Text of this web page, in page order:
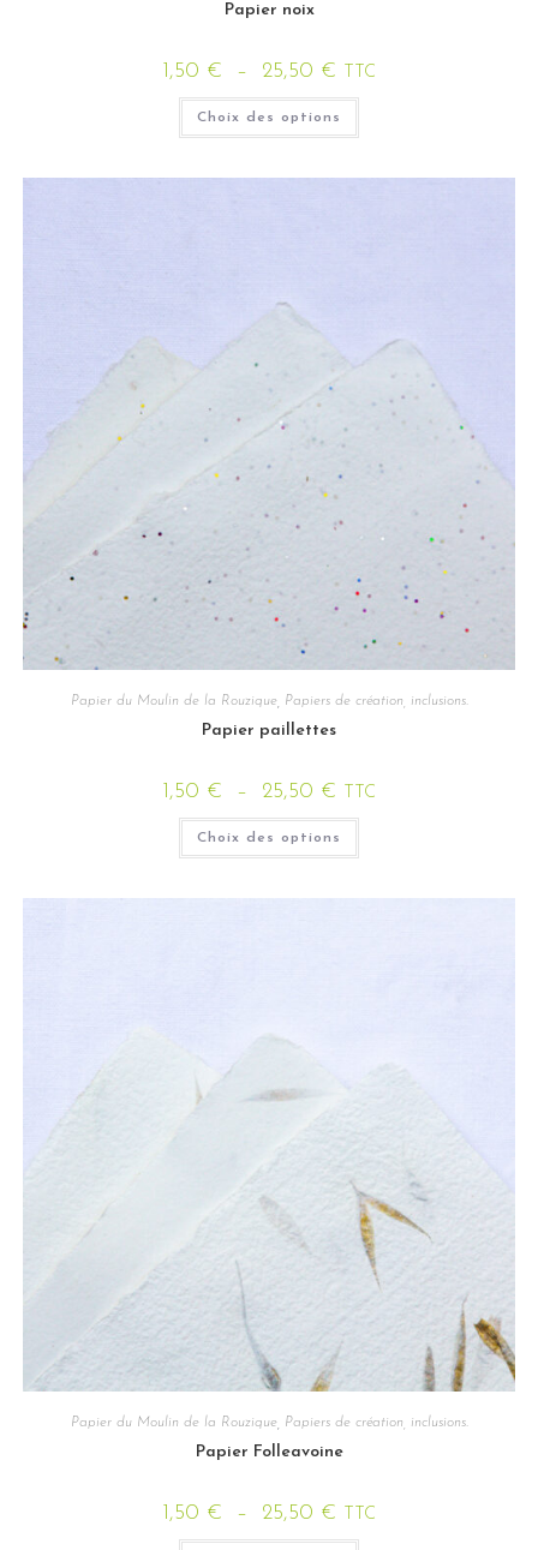
Papier noix
1,50 € – 25,50 € TTC
Choix des options
Papier du Moulin de la Rouzique, Papiers de création, inclusions.
Papier paillettes
1,50 € – 25,50 € TTC
Choix des options
Papier du Moulin de la Rouzique, Papiers de création, inclusions.
Papier Folleavoine
1,50 € – 25,50 € TTC